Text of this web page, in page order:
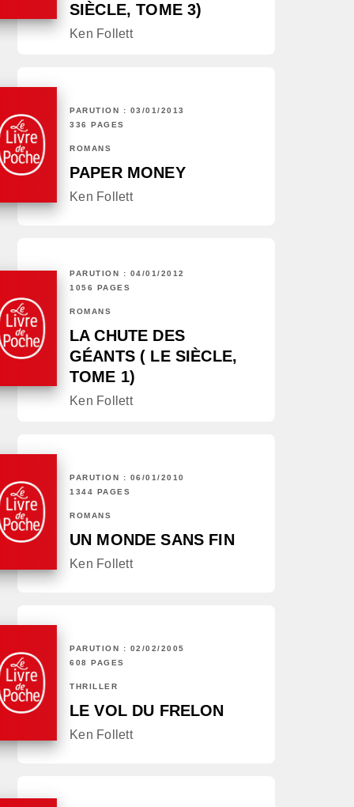
SIÈCLE, TOME 3)
Ken Follett
PARUTION : 03/01/2013
336 PAGES
ROMANS
PAPER MONEY
Ken Follett
PARUTION : 04/01/2012
1056 PAGES
ROMANS
LA CHUTE DES
GÉANTS ( LE SIÈCLE,
TOME 1)
Ken Follett
PARUTION : 06/01/2010
1344 PAGES
ROMANS
UN MONDE SANS FIN
Ken Follett
PARUTION : 02/02/2005
608 PAGES
THRILLER
LE VOL DU FRELON
Ken Follett